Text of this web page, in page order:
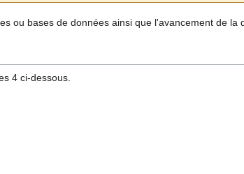
ou bases de données ainsi que l'avancement de la
4 ci-dessous.